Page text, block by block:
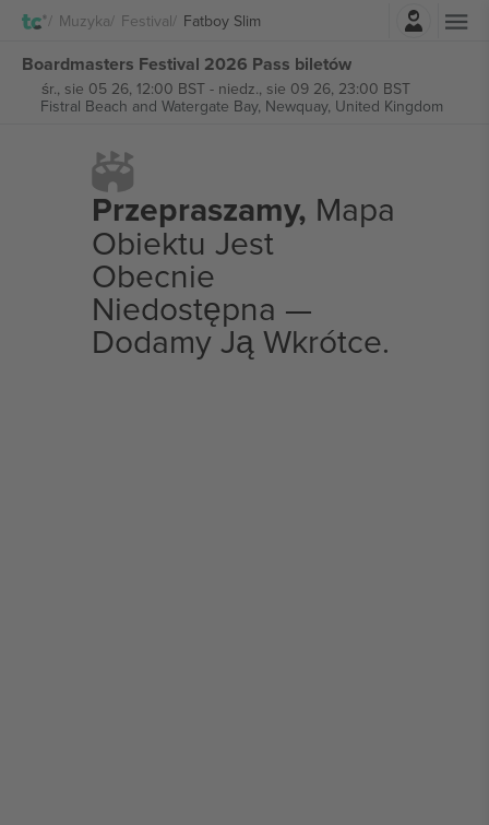
Muzyka Festival Fatboy Slim
Boardmasters Festival 2026 Pass biletów
śr., sie 05 26, 12:00 BST- niedz., sie 09 26, 23:00 BST
Fistral Beach and Watergate Bay, Newquay, United Kingdom
Przepraszamy, Mapa
Obiektu Jest
Obecnie
Niedostępna —
Dodamy Ją Wkrótce.